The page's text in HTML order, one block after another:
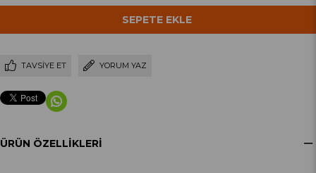
TAVSIYE ET YORUM YAZ
ÜRÜN ÖZELLIKLERI